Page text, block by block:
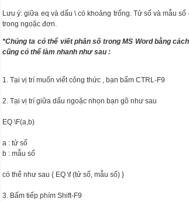
Lưu ý: giữa eq và dấu \ có khoảng trống. Tử số và mẫu
trong ngoặc đơn.
*Chúng ta có thể viết phânsố trong MS Word bằng
cũng có thể làm nhanh như sau :
1. Tại vị trí muốn viết công thức , bạn bấm CTRL-F9
2. Tại vị trí giữa dấu ngoặc nhọn bạn gõ như sau
EQ \F(a,b)
a : tử số
b : mẫu số
có thể như sau { EQ \f (tử số, mẫu số) }
3. Bấm tiếp phím Shift-F9